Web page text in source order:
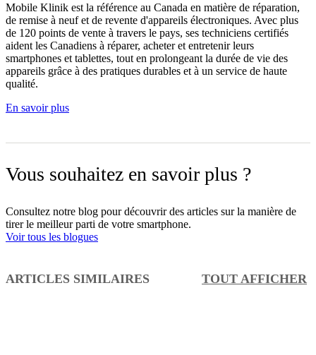
Mobile Klinik est la référence au Canada en matière de réparation,
de remise à neuf et de revente d'appareils électroniques. Avec plus
de 120 points de vente à travers le pays, ses techniciens certifiés
aident les Canadiens à réparer, acheter et entretenir leurs
smartphones et tablettes, tout en prolongeant la durée de vie des
appareils grâce à des pratiques durables et à un service de haute
qualité.
En savoir plus
Vous souhaitez en savoir plus ?
Consultez notre blog pour découvrir des articles sur la manière de
tirer le meilleur parti de votre smartphone.
Voir tous les blogues
ARTICLES SIMILAIRES TOUT AFFICHER